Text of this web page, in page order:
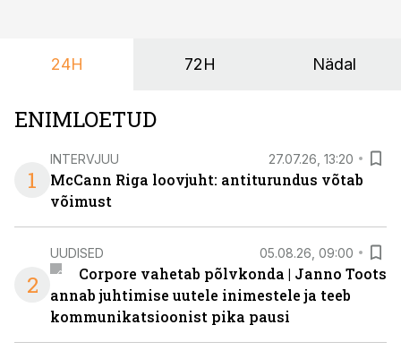
nendele vajadustele vastanud uuendusega, mis pakub
24H 72H Nädal
ENIMLOETUD
1
INTERVJUU 27.07.26, 13:20
McCann Riga loovjuht: antiturundus võtab
võimust
2
UUDISED 05.08.26, 09:00
Corpore vahetab põlvkonda | Janno Toots
annab juhtimise uutele inimestele ja teeb
kommunikatsioonist pika pausi